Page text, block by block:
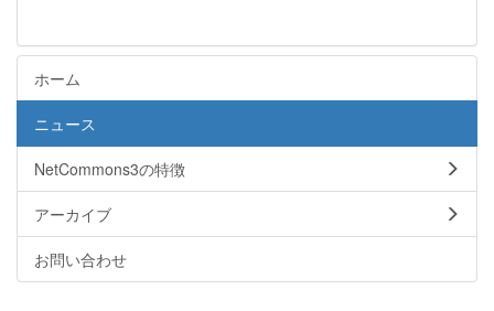
ホーム
ニュース
NetCommons3の特徴
アーカイブ
お問い合わせ